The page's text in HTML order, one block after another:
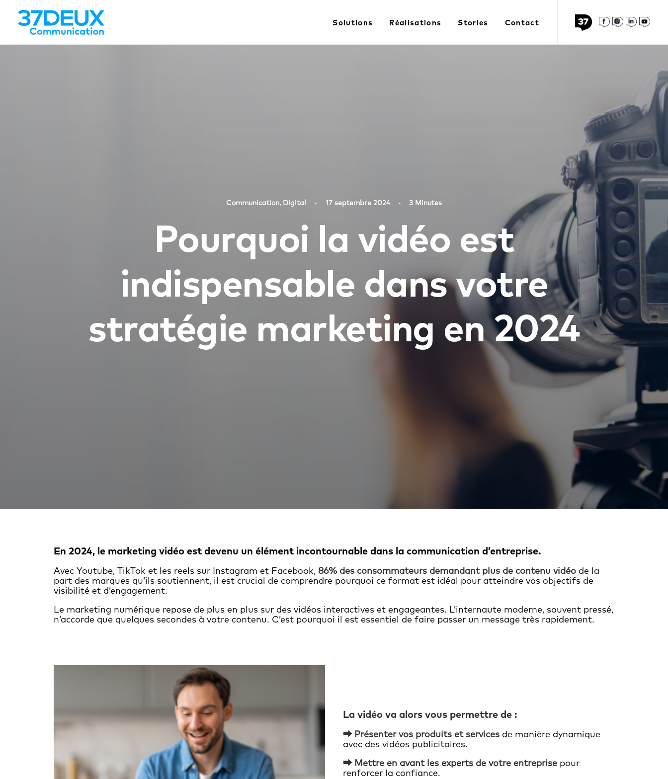
Solutions Réalisations Stories Contact
Communication, Digital • 17 septembre 2024 • 3 Minutes
Pourquoi la vidéo est
indispensable dans votre
stratégie marketing en 2024
En 2024, le marketing vidéo est devenu un élément incontournable dans la communication d’entreprise.
Avec Youtube, TikTok et les reels sur Instagram et Facebook, 86% des consommateurs demandant plus de contenu vidéo de la
part des marques qu’ils soutiennent, il est crucial de comprendre pourquoi ce format est idéal pour atteindre vos objectifs de
visibilité et d’engagement.
Le marketing numérique repose de plus en plus sur des vidéos interactives et engageantes. L’internaute moderne, souvent pressé,
n’accorde que quelques secondes à votre contenu. C’est pourquoi il est essentiel de faire passer un message très rapidement.
La vidéo va alors vous permettre de :
⮕ Présenter vos produits et services de manière dynamique
avec des vidéos publicitaires.
⮕ Mettre en avant les experts de votre entreprise pour
renforcer la confiance.